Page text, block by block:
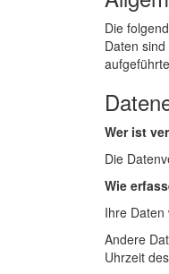
Die
Daten
Wer ist
Die
Wie
Ihre
Andere
Uhrzeit